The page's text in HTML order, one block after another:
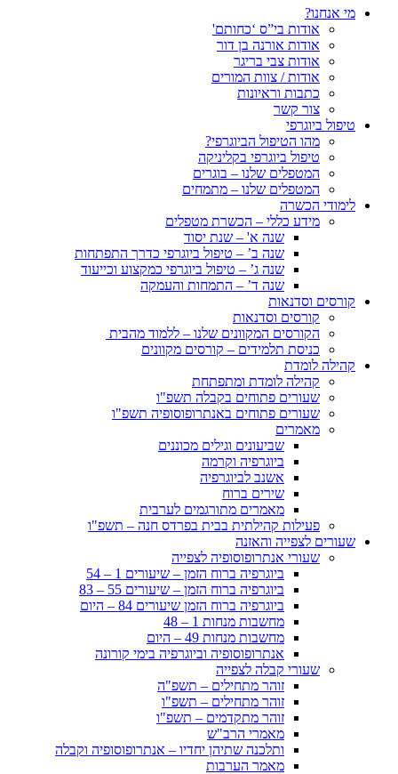
מי אנחנו?
אודות בי”ס ‘כחותם'
אודות אורנה בן דור
אודות צבי בריגר
אודות / צוות המורים
כתבות וראיונות
צור קשר
טיפול ביוגרפי
מהו הטיפול הביוגרפי?
טיפול ביוגרפי בקליניקה
המטפלים שלנו – בוגרים
המטפלים שלנו – מתמחים
לימודי הכשרה
מידע כללי – הכשרת מטפלים
שנה א' – שנת יסוד
שנה ב’ – טיפול ביוגרפי כדרך התפתחות
שנה ג’ – טיפול ביוגרפי כמקצוע וכייעוד
שנה ד’ – התמחות והעמקה
קורסים וסדנאות
קורסים וסדנאות
הקורסים המקוונים שלנו – ללמוד מהבית
כניסת תלמידים – קורסים מקוונים
קהילה לומדת
קהילה לומדת ומתפתחת
שעורים פתוחים בקבלה תשפ"ו
שעורים פתוחים באנתרופוסופיה תשפ"ו
מאמרים
שביעונים וגילים מכוננים
ביוגרפיה וקרמה
אשנב לביוגרפיה
שירים ברוח
מאמרים מתורגמים לערבית
פעילות קהילתית בבית בפרדס חנה – תשפ"ו
שעורים לצפייה והאזנה
שעורי אנתרופוסופיה לצפייה
ביוגרפיה ברוח הזמן – שיעורים 1 – 54
ביוגרפיה ברוח הזמן – שיעורים 55 – 83
ביוגרפיה ברוח הזמן שיעורים 84 – היום
מחשבות מנחות 1 – 48
מחשבות מנחות 49 – היום
אנתרופוסופיה וביוגרפיה בימי קורונה
שעורי קבלה לצפייה
זוהר מתחילים – תשפ"ה
זוהר מתחילים – תשפ"ו
זוהר מתקדמים – תשפ"ו
מאמרי הרב"ש
ותלכנה שתיהן יחדיו – אנתרופוסופיה וקבלה
מאמר הערבות